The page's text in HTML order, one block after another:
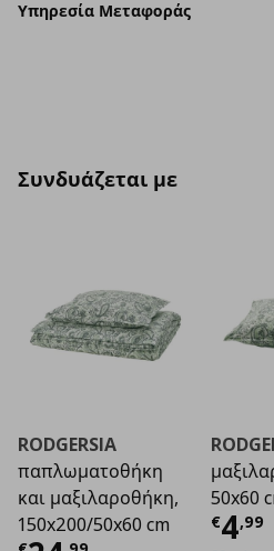
Υπηρεσία Μεταφοράς
Συνδυάζεται με
RODGERSIA
παπλωματοθήκη
και μαξιλαροθήκη,
150x200/50x60 cm
50x60
€4,99